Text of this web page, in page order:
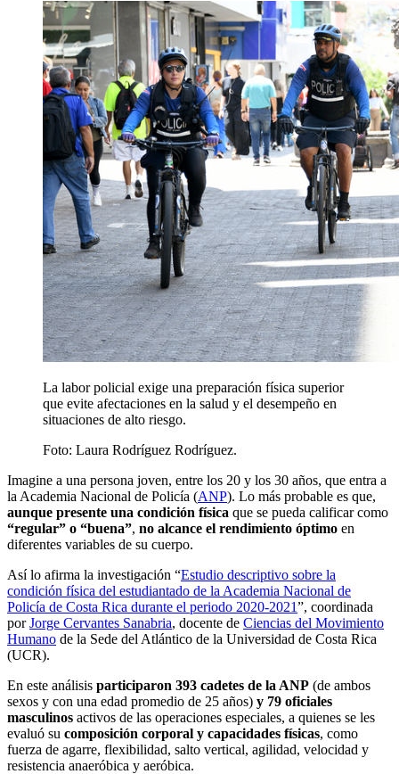
La labor policial exige una preparación física superior
que evite afectaciones en la salud y el desempeño en
situaciones de alto riesgo.
Foto: Laura Rodríguez Rodríguez.
Imagine a una persona joven, entre los 20 y los 30 años, que entra a
la Academia Nacional de Policía (ANP). Lo más probable es que,
aunque presente una condición física que se pueda calificar como
“regular” o “buena”, no alcance el rendimiento óptimo en
diferentes variables de su cuerpo.
Así lo afirma la investigación “Estudio descriptivo sobre la
condición física del estudiantado de la Academia Nacional de
Policía de Costa Rica durante el periodo 2020-2021”, coordinada
porJorge Cervantes Sanabria, docente de Ciencias del Movimiento
Humano de la Sede del Atlántico de la Universidad de Costa Rica
(UCR).
En este análisis participaron 393 cadetes de la ANP (de ambos
sexos y con una edad promedio de 25 años) y 79 oficiales
masculinos activos de las operaciones especiales, a quienes se les
evaluó su composición corporal y capacidades físicas, como
fuerza de agarre, flexibilidad, salto vertical, agilidad, velocidad y
resistencia anaeróbica y aeróbica.